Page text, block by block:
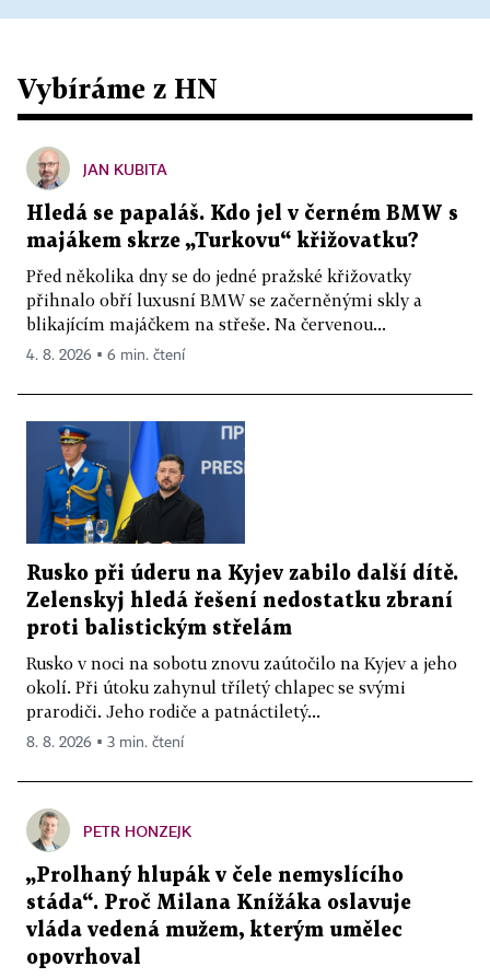
Vybíráme z HN
JAN KUBITA
Hledá se papaláš. Kdo jel v černém BMW s
majákem skrze „Turkovu“ křižovatku?
Před několika dny se do jedné pražské křižovatky
přihnalo obří luxusní BMW se začerněnými skly a
blikajícím majáčkem na střeše. Na červenou...
4. 8. 2026 ▪ 6 min. čtení
Rusko při úderu na Kyjev zabilo další dítě.
Zelenskyj hledá řešení nedostatku zbraní
proti balistickým střelám
Rusko v noci na sobotu znovu zaútočilo na Kyjev a jeho
okolí. Při útoku zahynul tříletý chlapec se svými
prarodiči. Jeho rodiče a patnáctiletý...
8. 8. 2026 ▪ 3 min. čtení
PETR HONZEJK
„Prolhaný hlupák v čele nemyslícího
stáda“. Proč Milana Knížáka oslavuje
vláda vedená mužem, kterým umělec
opovrhoval